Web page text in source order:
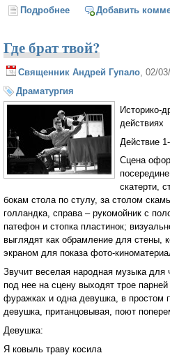
Подробнее о Придет весна
Добавить
Где брат твой?
Священник Андрей Гупало, 02/
Драматургия
Историко-
действиях
Действие
Сцена
скатерти,
бокам стола по стулу, за столом
голландка, справа – рукомойник с
патефон и стопка пластинок;
выглядят как обрамление для стены,
экраном для показа фото-
Звучит веселая народная музыка для
под нее на сцену выходят трое
фуражках и одна девушка, в простом
девушка, пританцовывая, поют
Девушка:
Я ковыль траву косила